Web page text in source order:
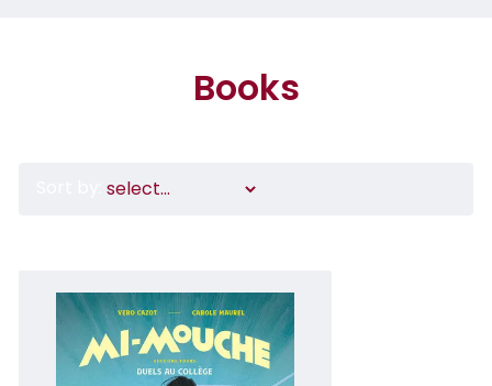
Books